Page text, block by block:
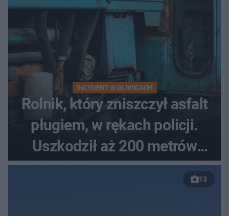
INCYDENT W GLIWICACH
Rolnik, który zniszczył asfalt
pługiem, w rękach policji.
Uszkodził aż 200 metrów
nowej drogi
13